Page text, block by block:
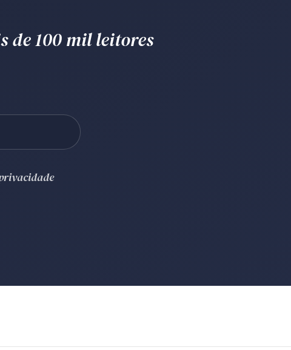
de 100 mil leitores